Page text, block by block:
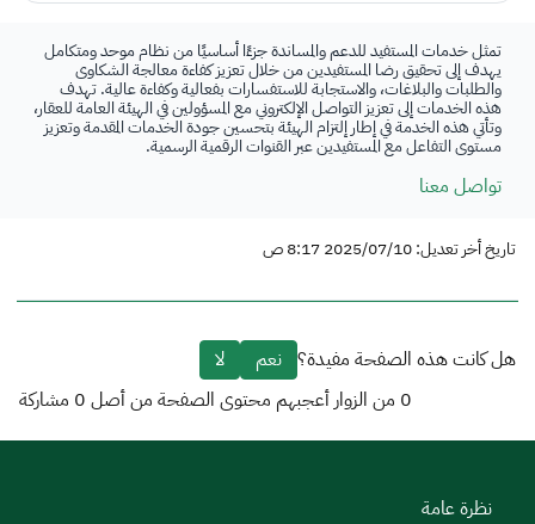
تمثل خدمات المستفيد للدعم والمساندة جزءًا أساسيًا من نظام موحد ومتكامل
يهدف إلى تحقيق رضا المستفيدين من خلال تعزيز كفاءة معالجة الشكاوى
والطلبات والبلاغات، والاستجابة للاستفسارات بفعالية وكفاءة عالية. تهدف
هذه الخدمات إلى تعزيز التواصل الإلكتروني مع المسؤولين في الهيئة العامة للعقار،
وتأتي هذه الخدمة في إطار إلتزام الهيئة بتحسين جودة الخدمات المقدمة وتعزيز
مستوى التفاعل مع المستفيدين عبر القنوات الرقمية الرسمية.
تواصل معنا
تاريخ أخر تعديل: 2025/07/10 8:17 ص
هل كانت هذه الصفحة مفيدة؟ نعم
لا
0 من الزوار أعجبهم محتوى الصفحة من أصل 0 مشاركة
نظرة عامة